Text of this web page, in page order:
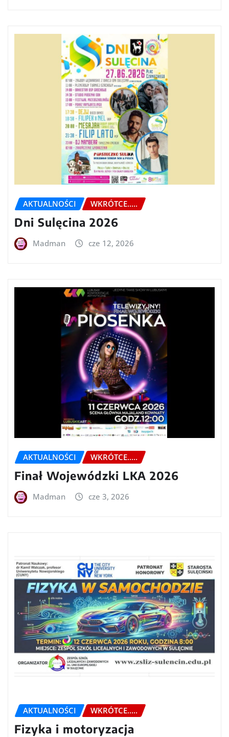
AKTUALNOŚCI WKRÓTCE.....
Dni Sulęcina 2026
Madman cze 12, 2026
AKTUALNOŚCI WKRÓTCE.....
Finał Wojewódzki LKA 2026
Madman cze 3, 2026
AKTUALNOŚCI WKRÓTCE.....
Fizyka i motoryzacja